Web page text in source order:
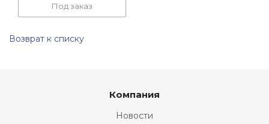
Под заказ
Возврат к списку
Компания
Новости